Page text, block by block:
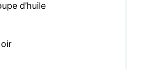
d’huile